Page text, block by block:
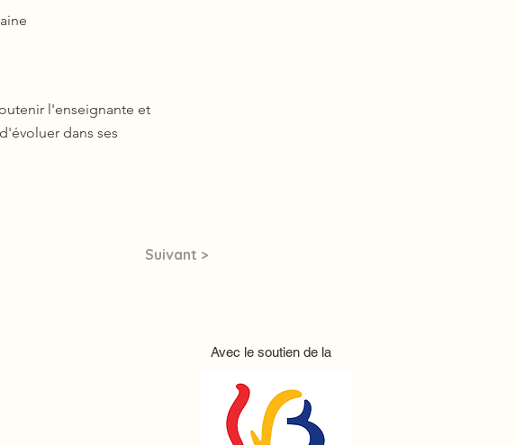
l'enseignante et
dans ses
Suivant >
Avec le soutien de la